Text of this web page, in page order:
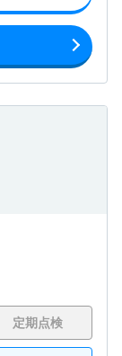
定期点検